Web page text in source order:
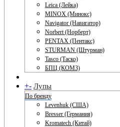
Leica (Лейка)
MINOX (Минокс)
Navigator (Навигатор)
Norbert (Норберт)
PENTAX (Пентакс)
STURMAN (Штурман)
Tasco (Таско)
БПЦ (КОМЗ)
+- Лупы
По бренду
Levenhuk (США)
Bresser (Германия)
Kromatech (Китай)